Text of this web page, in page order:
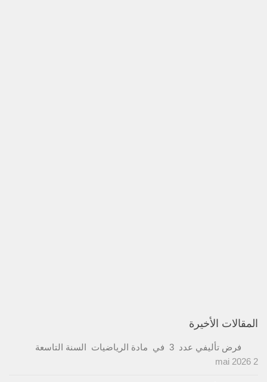
المقالات الأخيرة
فرض تأليفي عدد 3 في مادة الرياضيات السنة التاسعة
2 mai 2026